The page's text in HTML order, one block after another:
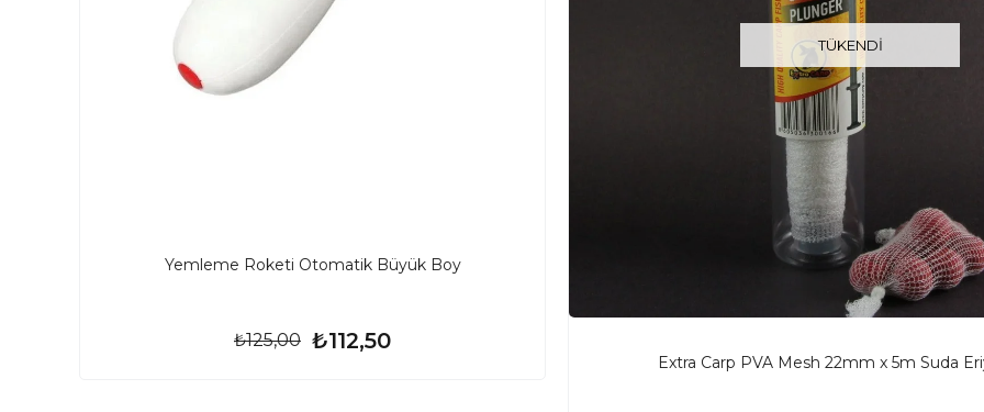
Yemleme Roketi Otomatik Büyük Boy
₺112,50
₺125,00
TÜKENDI
Extra Carp PVA Mesh 22mm x 5m Suda